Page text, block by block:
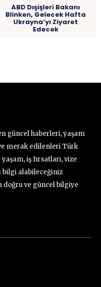
ABD Dışişleri Bakanı
Blinken, Gelecek Hafta
Ukrayna’yı Ziyaret
Edecek
güncel haberleri, yaşam
merak edilenleri Türk
iş fırsatları, vize
bilgi alabileceğiniz
doğru ve güncel bilgiye